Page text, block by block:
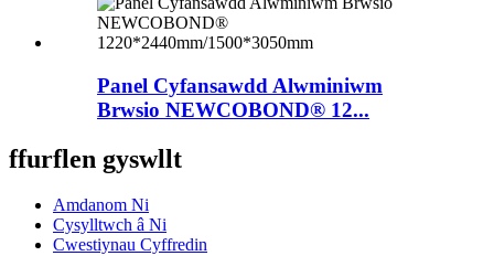
Panel Cyfansawdd Alwminiwm
Brwsio NEWCOBOND® 12...
ffurflen gyswllt
Amdanom Ni
Cysylltwch â Ni
Cwestiynau Cyffredin